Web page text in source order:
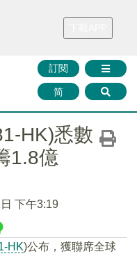
財華證券 媒體矩陣
訂閱
简
HK)悉數
1.8億
下午3:19
HK)公布，獲聯席全球